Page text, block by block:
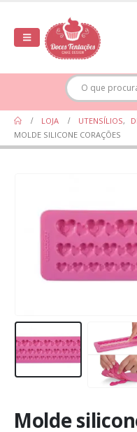
LOJA UTENSÍLIOS,
MOLDE SILICONE CORAÇÕES
Molde